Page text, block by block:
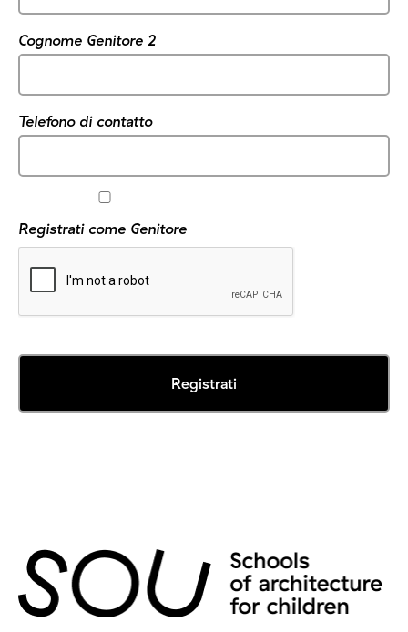
Cognome Genitore 2
Telefono di contatto
Registrati come Genitore